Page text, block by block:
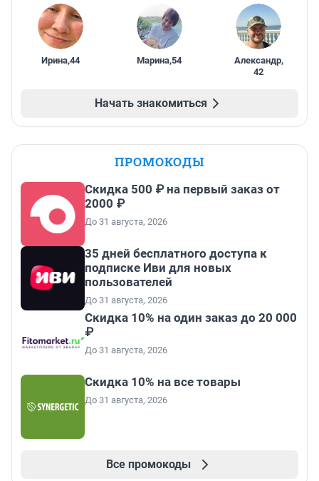
Ирина,44 Марина,54 Александр,
42
Начать знакомиться
ПРОМОКОДЫ
Скидка 500 ₽ на первый заказ от
2000 ₽
До 31 августа, 2026
35 дней бесплатного доступа к
подписке Иви для новых
пользователей
До 31 августа, 2026
Скидка 10% на один заказ до 20 000
₽
До 31 августа, 2026
Скидка 10% на все товары
До 31 августа, 2026
Все промокоды